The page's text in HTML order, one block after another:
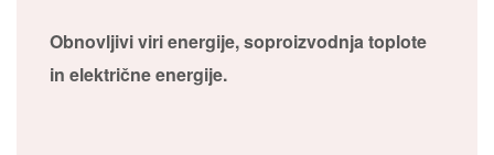
Obnovljivi viri energije, soproizvodnja toplote
in električne energije.